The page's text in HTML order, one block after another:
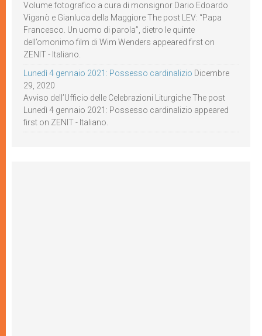
Volume fotografico a cura di monsignor Dario Edoardo
Viganò e Gianluca della Maggiore The post LEV: “Papa
Francesco. Un uomo di parola”, dietro le quinte
dell’omonimo film di Wim Wenders appeared first on
ZENIT - Italiano.
Lunedì 4 gennaio 2021: Possesso cardinalizio Dicembre
29, 2020
Avviso dell’Ufficio delle Celebrazioni Liturgiche The post
Lunedì 4 gennaio 2021: Possesso cardinalizio appeared
first on ZENIT - Italiano.